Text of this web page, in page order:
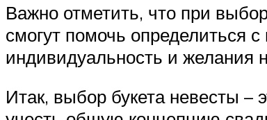
Важно отметить, что при
смогут помочь определиться
индивидуальность и желания
Итак, выбор букета невесты –